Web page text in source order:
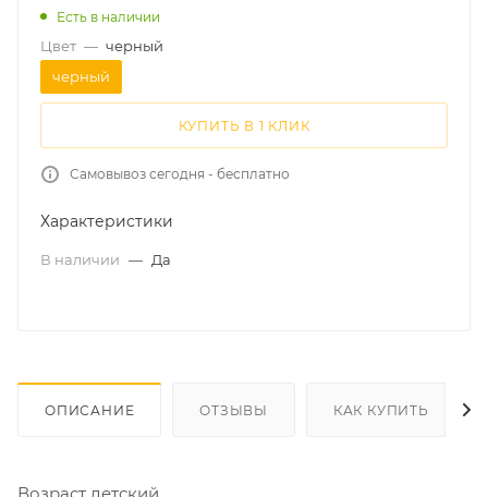
Есть в наличии
Цвет — черный
черный
КУПИТЬ В 1 КЛИК
Самовывоз сегодня - бесплатно
Характеристики
В наличии — Да
ОПИСАНИЕ ОТЗЫВЫ КАК КУПИТЬ
Возраст детский